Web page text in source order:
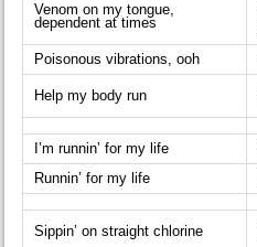
Venom on my tongue,
dependent at times
Poisonous vibrations, ooh
Help my body run
I’m runnin’ for my life
Runnin’ for my life
Sippin’ on straight chlorine